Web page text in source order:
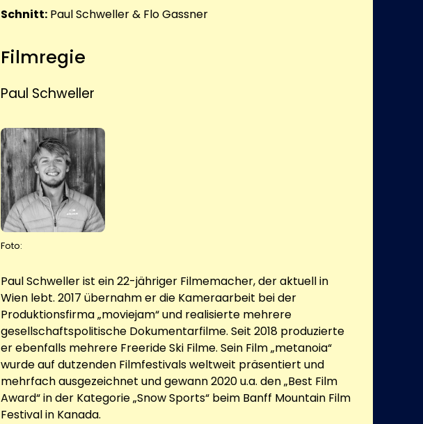
Schnitt: Paul Schweller & Flo Gassner
Filmregie
Paul Schweller
Foto:
Paul Schweller ist ein 22-jähriger Filmemacher, der aktuell in
Wien lebt. 2017 übernahm er die Kameraarbeit bei der
Produktionsfirma „moviejam“ und realisierte mehrere
gesellschaftspolitische Dokumentarfilme. Seit 2018 produzierte
er ebenfalls mehrere Freeride Ski Filme. Sein Film „metanoia“
wurde auf dutzenden Filmfestivals weltweit präsentiert und
mehrfach ausgezeichnet und gewann 2020 u.a. den „Best Film
Award“ in der Kategorie „Snow Sports“ beim Banff Mountain Film
Festival in Kanada.